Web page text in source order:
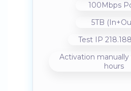
100Mbps
5TB
Test IP
Activation manually
hours